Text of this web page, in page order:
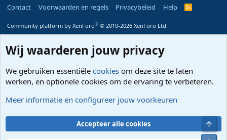
Contact
Voorwaarden en regels Privacybeleid Help
R
Community platform by XenForo® © 2010-2026 XenForo Ltd.
Wij waarderen jouw privacy
We gebruiken essentiële cookies om deze site te laten
werken, en optionele cookies om de ervaring te verbeteren.
Meer informatie en configureer jouw voorkeuren
Accepteer alle cookies